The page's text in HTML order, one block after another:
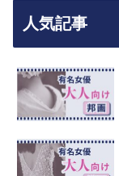
人気記事